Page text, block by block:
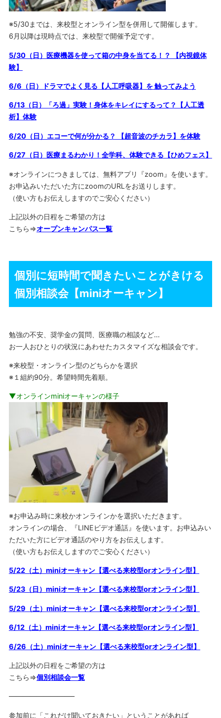
※5/30までは、来校型とオンライン型を併用して開催します。
6月以降は現時点では、来校型で開催予定です。
5/30（日）医療機器を使って箱の中身を当てる！？ 【内視鏡体
験】
6/6（日）ドラマでよく見る【人工呼吸器】を 触ってみよう
6/13（日）「ろ過」実験！身体をキレイにするって？【人工透
析】体験
6/20（日）エコーで何が分かる？ 【超音波のチカラ】を体験
6/27（日）医療まるわかり！全学科、体験できる【ひめフェス】
※オンラインにつきましては、無料アプリ『zoom』を使います。
お申込みいただいた方にzoomのURLをお送りします。
（使い方もお伝えしますのでご安心ください）
上記以外の日程をご希望の方は
こちら⇒オープンキャンパス一覧
個別に短時間で聞きたいことがきける
個別相談会【miniオーキャン】
勉強の不安、奨学金の質問、医療職の相談など…
お一人おひとりの状況にあわせたカスタマイズな相談会です。
※来校型・オンライン型のどちらかを選択
※１組約90分。希望時間先着順。
▼オンラインminiオーキャンの様子
※お申込み時に来校かオンラインかを選択いただきます。
オンラインの場合、『LINEビデオ通話』を使います。お申込みい
ただいた方にビデオ通話のやり方をお伝えします。
（使い方もお伝えしますのでご安心ください）
5/22（土）miniオーキャン【選べる来校型orオンライン型】
5/23（日）miniオーキャン【選べる来校型orオンライン型】
5/29（土）miniオーキャン【選べる来校型orオンライン型】
6/12（土）miniオーキャン【選べる来校型orオンライン型】
6/26（土）miniオーキャン【選べる来校型orオンライン型】
上記以外の日程をご希望の方は
こちら⇒個別相談会一覧
—————————–
参加前に「これだけ聞いておきたい」ということがあれば